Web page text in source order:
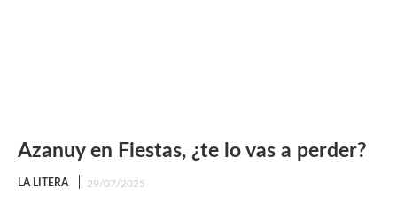
Azanuy en Fiestas, ¿te lo vas a perder?
LA LITERA 29/07/2025